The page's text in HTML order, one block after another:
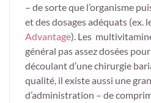
– de sorte que l’organisme
et des dosages adéquats (ex.
Advantage). Les
général pas assez dosées
découlant d’une chirurgie
qualité, il existe aussi une
d’administration – de